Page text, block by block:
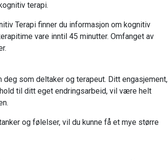
terapi.
Terapi finner du informasjon om kognitiv
vare inntil 45 minutter. Omfanget av
som deltaker og terapeut. Ditt engasjement,
til ditt eget endringsarbeid, vil være helt
og følelser, vil du kunne få et mye større